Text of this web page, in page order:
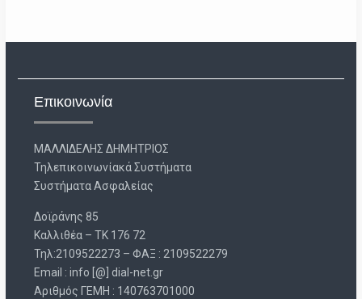
Επικοινωνία
ΜΑΛΛΙΔΕΛΗΣ ΔΗΜΗΤΡΙΟΣ
Τηλεπικοινωνίακά Συστήματα
Συστήματα Ασφαλείας
Δοϊράνης 85
Καλλιθέα – ΤΚ 176 72
Τηλ:2109522273 – ΦΑΞ : 2109522279
Email : info [@] dial-net.gr
Aριθμός ΓΕΜΗ : 140763701000